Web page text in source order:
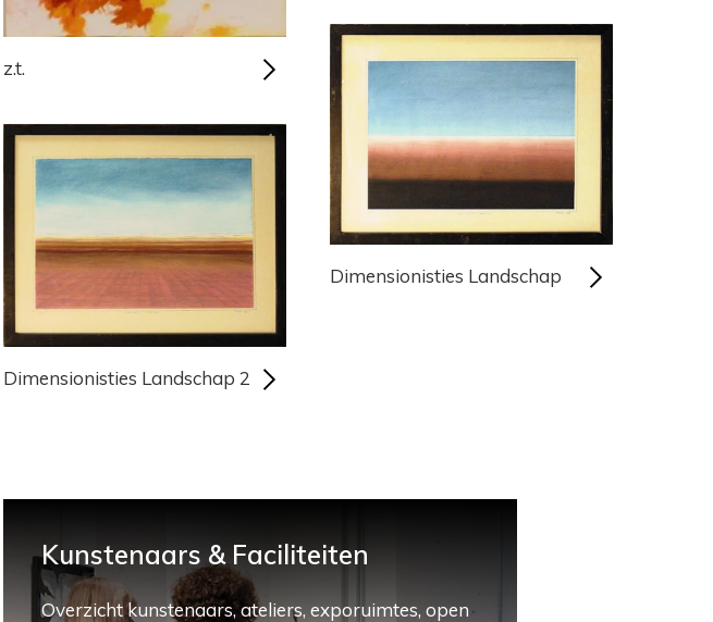
z.t.
Dimensionisties Landschap 2
Dimensionisties Landschap
Kunstenaars & Faciliteiten
Overzicht kunstenaars, ateliers, exporuimtes, open